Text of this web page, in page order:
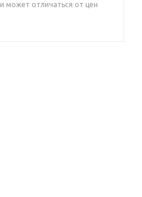
может отличаться от цен